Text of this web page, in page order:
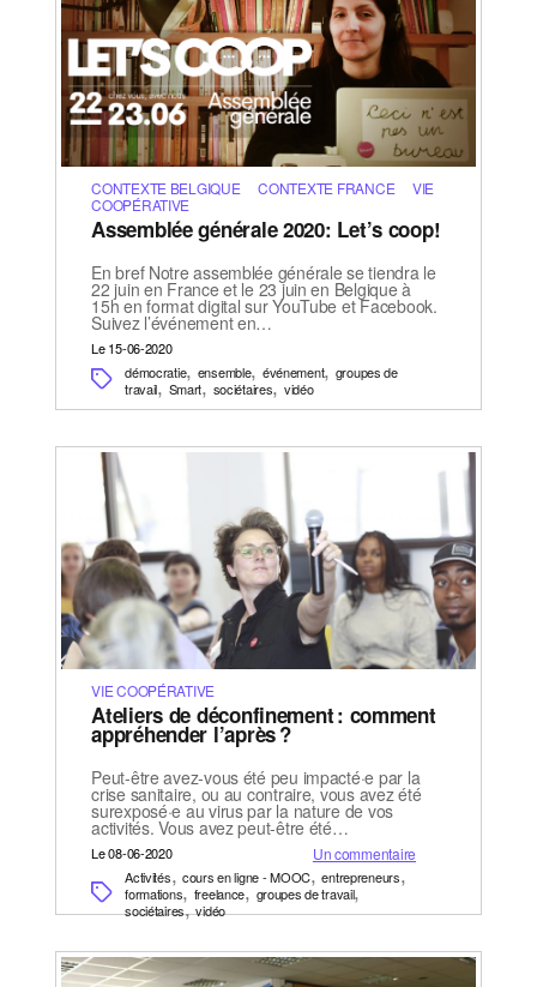
CONTEXTE BELGIQUE CONTEXTE FRANCE
VIE
COOPÉRATIVE
Assemblée générale 2020: Let’s coop!
En bref Notre assemblée générale se tiendra le
22 juin en France et le 23 juin en Belgique à
15h en format digital sur YouTube et Facebook.
Suivez l’événement en…
Le 15-06-2020
démocratie, ensemble, événement, groupes de
travail,Smart,sociétaires,vidéo
VIE COOPÉRATIVE
Ateliers de déconfinement : comment
appréhender l’après ?
Peut-être avez-vous été peu impacté·e par la
crise sanitaire, ou au contraire, vous avez été
surexposé·e au virus par la nature de vos
activités. Vous avez peut-être été…
Le 08-06-2020 Un commentaire
Activités, cours en ligne - MOOC,entrepreneurs,
formations,freelance,groupes de travail,
sociétaires,vidéo